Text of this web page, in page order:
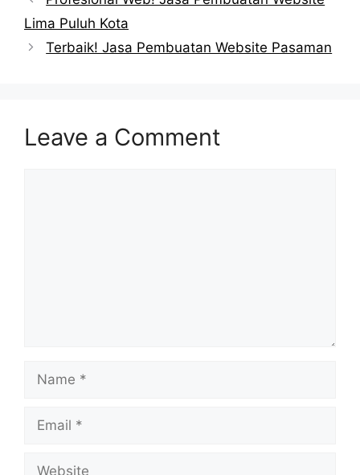
Lima Puluh Kota
Terbaik! Jasa Pembuatan Website Pasaman
Leave a Comment
Name
Email
Website